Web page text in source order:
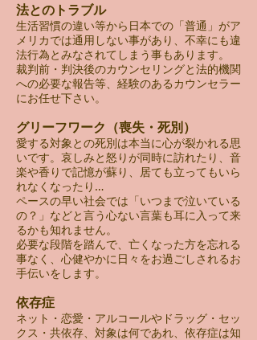
法とのトラブル
生活習慣の違い等から日本での「普通」がア
メリカでは通用しない事があり、不幸にも違
法行為とみなされてしまう事もあります。
裁判前・判決後のカウンセリングと法的機関
への必要な報告等、経験のあるカウンセラー
にお任せ下さい。
グリーフワーク（喪失・死別）
愛する対象との死別は本当に心が裂かれる思
いです。哀しみと怒りが同時に訪れたり、音
楽や香りで記憶が蘇り、居ても立ってもいら
れなくなったり…
ペースの早い社会では「いつまで泣いている
の？」などと言う心ない言葉も耳に入って来
るかも知れません。
必要な段階を踏んで、亡くなった方を忘れる
事なく、心健やかに日々をお過ごしされるお
手伝いをします。
依存症
ネット・恋愛・アルコールやドラッグ・セッ
クス・共依存、対象は何であれ、依存症は知